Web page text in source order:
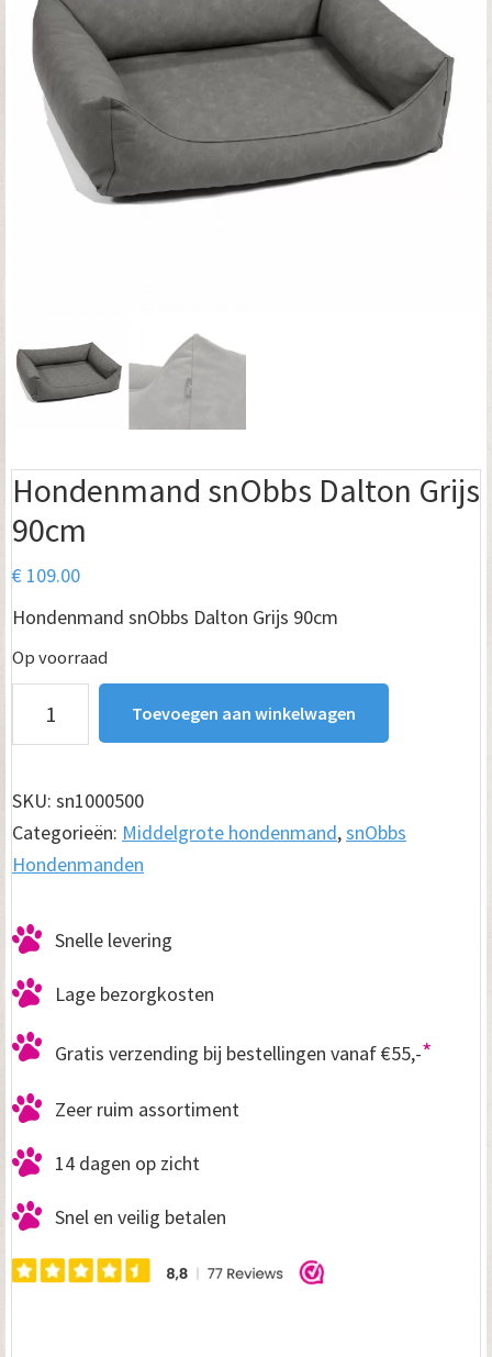
Hondenmand snObbs Dalton Grijs
90cm
€ 109.00
Hondenmand snObbs Dalton Grijs 90cm
Op voorraad
snObbs
Grijs
90cm
aantal
Toevoegen aan winkelwagen
SKU: sn1000500
Categorieën: Middelgrote hondenmand,snObbs
Hondenmanden
Snelle levering
Lage bezorgkosten
Gratis verzending bij bestellingen vanaf €55,-*
Zeer ruim assortiment
14 dagen op zicht
Snel en veilig betalen